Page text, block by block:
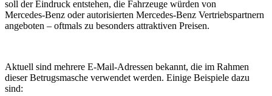
soll der Eindruck entstehen, die Fahrzeuge würden von
Mercedes‑Benz oder autorisierten Mercedes-Benz Vertriebspartnern
angeboten – oftmals zu besonders attraktiven Preisen.
Aktuell sind mehrere E‑Mail‑Adressen bekannt, die im Rahmen
dieser Betrugsmasche verwendet werden. Einige Beispiele dazu
sind: